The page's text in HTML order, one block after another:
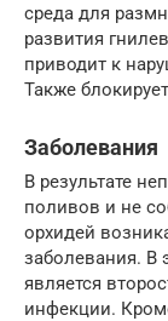
среда для
развития
приводит к
Также
Заболевания
В результате
поливов и не
орхидей
заболевания. В
является
инфекции.